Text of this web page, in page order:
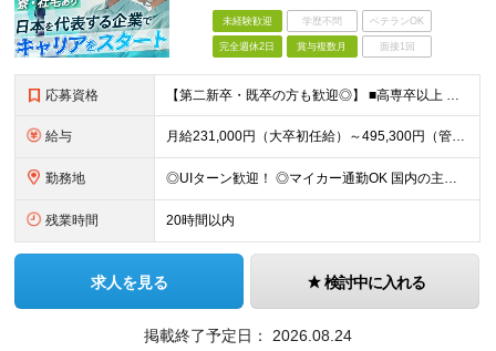
未経験歓迎 学歴不問 ベテランOK
完全週休2日 賞与複数月 面接1回
応募資格 【第二新卒・既卒の方も歓迎◎】 ■高専卒以上 （大学卒業・大学院修了の方、 または工業高等専門学校（5年制）卒業の方を想定しています。）
給与 月給231,000円（大卒初任給）～495,300円（管理職） ※残業代は100％支給します ※3ヶ月の試用期間あり。その間の待遇に変更はありません
勤務地 ◎UIターン歓迎！ ◎マイカー通勤OK 国内の主要工場・研究所でのご勤務となります。（北海道、秋田、宮城、福島、茨城、埼玉、栃木、静岡、兵庫、広島、島根、山口、熊本） 初任地については、応募時に希望
残業時間 20時間以内
求人を見る 検討中に入れる
掲載終了予定日： 2026.08.24